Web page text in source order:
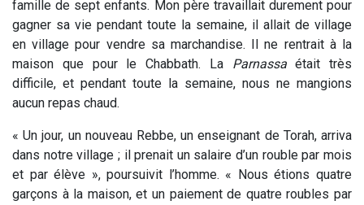
famille de sept enfants. Mon père travaillait durement pour
gagner sa vie pendant toute la semaine, il allait de village
en village pour vendre sa marchandise. Il ne rentrait à la
maison que pour le Chabbath. La Parnassaétait très
difficile, et pendant toute la semaine, nous ne mangions
aucun repas chaud.
« Un jour, un nouveau Rebbe, un enseignant de Torah, arriva
dans notre village ; il prenait un salaire d’un rouble par mois
et par élève », poursuivit l’homme. « Nous étions quatre
garçons à la maison, et un paiement de quatre roubles par